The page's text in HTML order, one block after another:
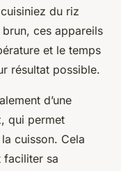
du riz
ces appareils
et le temps
résultat possible.
d’une
qui permet
cuisson. Cela
faciliter sa